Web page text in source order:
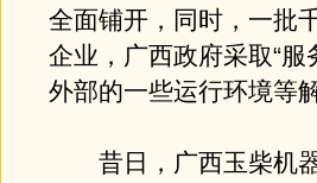
全面铺开，同时，一批
企业，广西政府采取“
外部的一些运行环境等
昔日，广西玉柴机器